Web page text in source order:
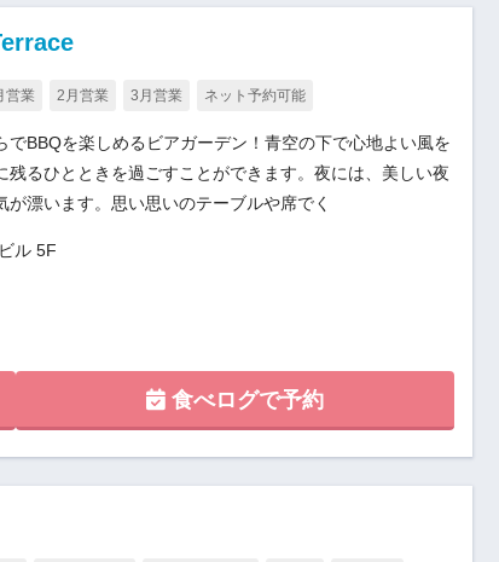
営業 2月営業 3月営業 ネット予約可能
BBQを楽しめるビアガーデン！青空の下で心地よい風を
残るひとときを過ごすことができます。夜には、美しい夜
漂います。思い思いのテーブルや席でく
ル 5F
食べログで予約